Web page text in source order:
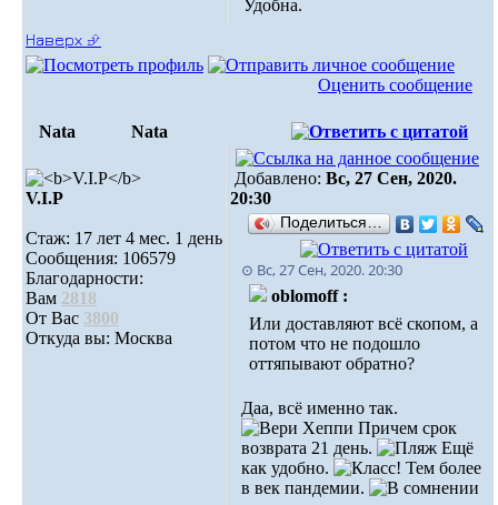
Удобна.
Наверх ⮵
Оценить сообщение
Nata Nata
V.I.Р
Стаж: 17 лет 4 мес. 1 день
Сообщения: 106579
Благодарности:
Вам 2818
От Вас 3800
Откуда вы: Москва
Добавлено: Вс, 27 Сен, 2020.
20:30
Поделиться…
⊙ Вс, 27 Сен, 2020. 20:30
oblomoff :
Или доставляют всё скопом, а
потом что не подошло
оттяпывают обратно?
Даа, всё именно так.
Причем срок
возврата 21 день.
Ещё
как удобно.
Тем более
в век пандемии.